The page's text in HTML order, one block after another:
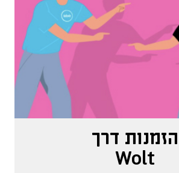
הזמנות דרך
Wolt